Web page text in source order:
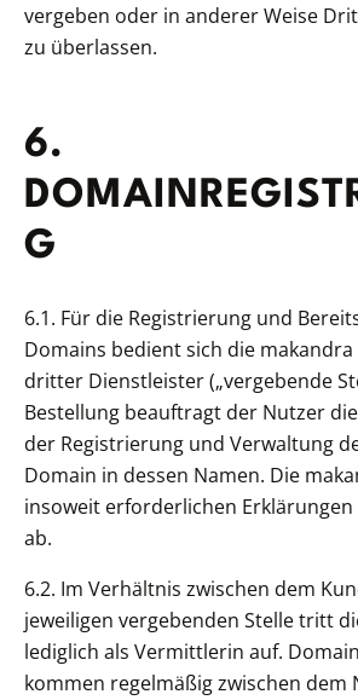
vergeben oder in anderer Weise
zu überlassen.
6.
G
6.1. Für die Registrierung und
Domains bedient sich die
dritter Dienstleister („vergebende
Bestellung beauftragt der Nutzer
der Registrierung und Verwaltung
Domain in dessen Namen. Die
insoweit erforderlichen
ab.
6.2. Im Verhältnis zwischen dem
jeweiligen vergebenden Stelle tritt
lediglich als Vermittlerin auf.
kommen regelmäßig zwischen dem